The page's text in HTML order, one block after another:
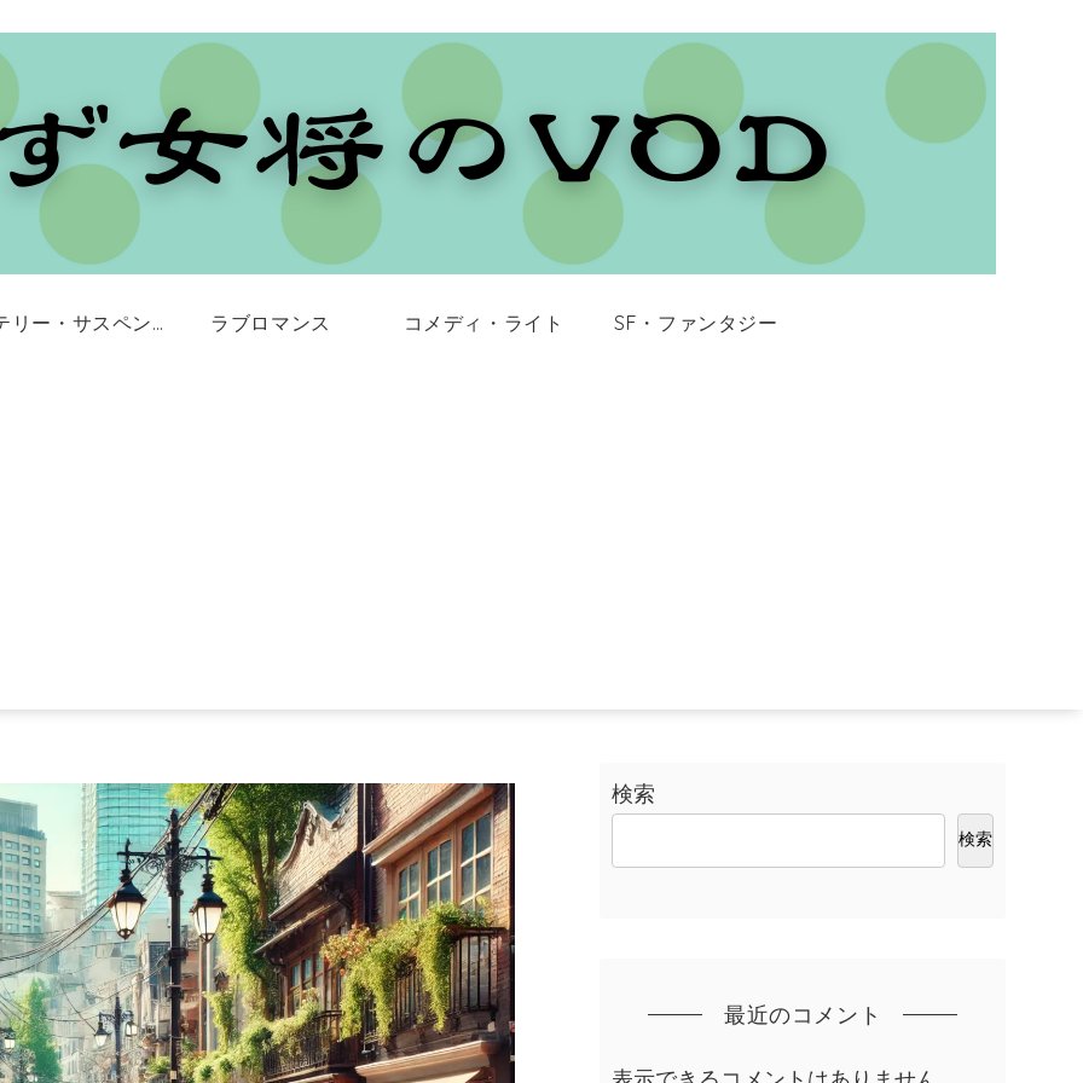
ミステリー・サスペンス ラブロマンス コメディ・ライト SF・ファンタジー
検索
検索
最近のコメント